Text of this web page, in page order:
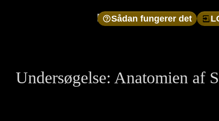
Sådan fungerer det
Undersøgelse: Anatomien af